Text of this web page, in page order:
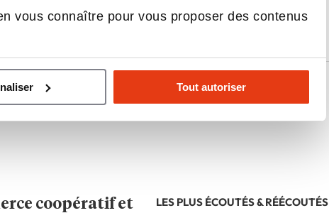
vous connaître pour vous proposer des contenus
Tout autoriser
5 6 Suivant »
coopératif et
LES PLUS ÉCOUTÉS & RÉÉCOUTÉS